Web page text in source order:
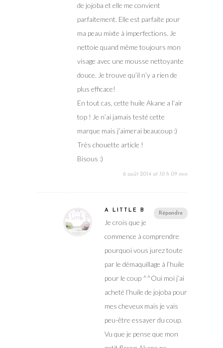
de jojoba et elle me convient
parfaitement. Elle est parfaite pour
ma peau mixte à imperfections. Je
nettoie quand même toujours mon
visage avec une mousse nettoyante
douce. Je trouve qu’il n’y a rien de
plus efficace!
En tout cas, cette huile Akane a l’air
top ! Je n’ai jamais testé cette
marque mais j’aimerai beaucoup :)
Très chouette article !
Bisous :)
6 août 2014 at 10 h 09 min
Répondre
A LITTLE B
Je crois que je
commence à comprendre
pourquoi vous jurez toute
par le démaquillage à l’huile
pour le coup ^^Oui moi j’ai
acheté l’huile de jojoba pour
mes cheveux mais je vais
peu-être essayer du coup.
Vu que je pense que mon